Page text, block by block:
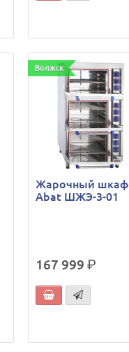
Волжск
Жарочный шкаф
Abat ШЖЭ-3-01
167 999р.